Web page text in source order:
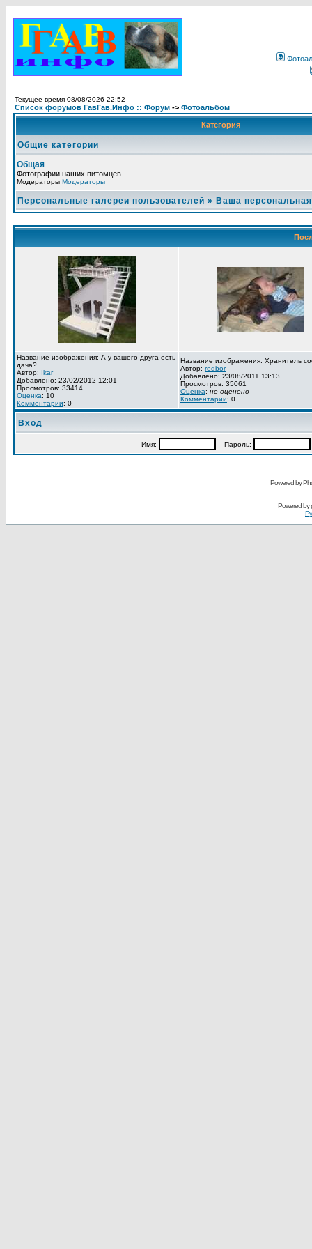
Текущее время 08/08/2026 22:52
Список форумов ГавГав.Инфо :: Форум -> Фотоальбом
Категория
Общие категории
Общая
Фотографии наших питомцев
Модераторы Модераторы
Персональные галереи пользователей » Ваша
Название изображения: А у вашего друга есть
дача?
Автор: Ikar
Добавлено: 23/02/2012 12:01
Просмотров: 33414
Оценка: 10
Комментарии: 0
Название изображения: Хранитель
Автор: redbor
Добавлено: 23/08/2011 13:13
Просмотров: 35061
Оценка: не оценено
Комментарии: 0
Вход
Имя: Пароль:
Powered by
Powered by